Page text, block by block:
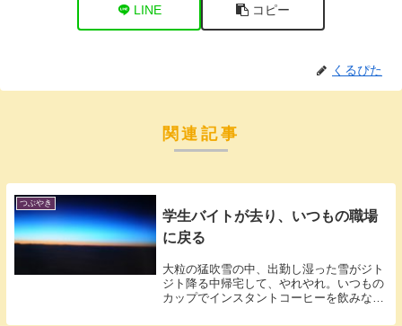
LINE コピー
くるぴた
関連記事
つぶやき
学生バイトが去り、いつもの職場
に戻る
大粒の猛吹雪の中、出勤し湿った雪がジト
ジト降る中帰宅して、やれやれ。いつもの
カップでインスタントコーヒーを飲みなが